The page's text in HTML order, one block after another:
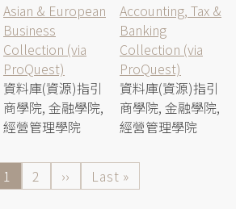
Asian & European
Business
Collection (via
ProQuest)
資料庫(資源)指引
商學院, 金融學院,
經營管理學院
Accounting, Tax &
Banking
Collection (via
ProQuest)
資料庫(資源)指引
商學院, 金融學院,
經營管理學院
目
前
1 Page
2 下
一
›› Last
page
Last »